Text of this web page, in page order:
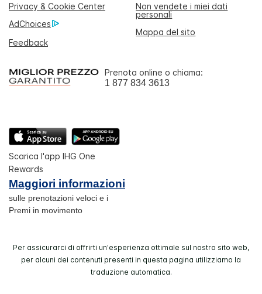
Privacy & Cookie Center
Non vendete i miei dati
personali
AdChoices
Mappa del sito
Feedback
Prenota online o chiama:
1 877 834 3613
Scarica l'app IHG One
Rewards
Maggiori informazioni
sulle prenotazioni veloci e i
Premi in movimento
Per assicurarci di offrirti un'esperienza ottimale sul nostro sito web,
per alcuni dei contenuti presenti in questa pagina utilizziamo la
traduzione automatica.